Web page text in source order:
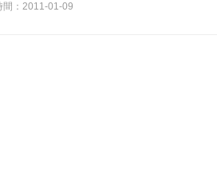
：2011-01-09